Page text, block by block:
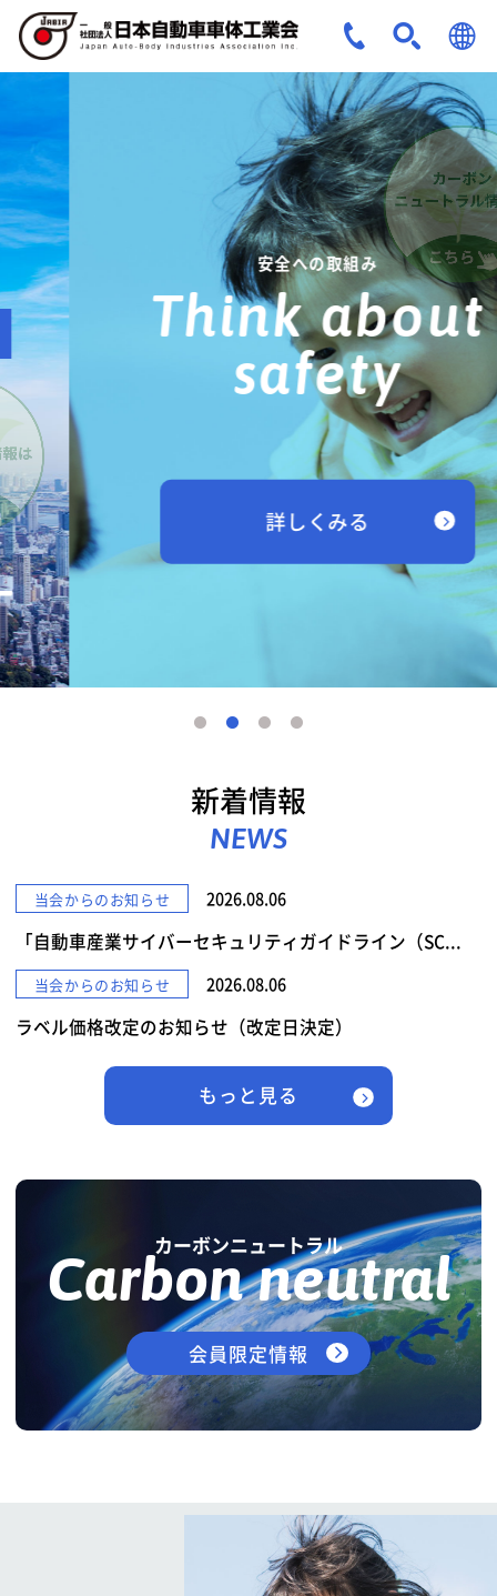
JPN
ENG
安全への取組み
Think about
safety
詳しくみる
新着情報
NEWS
当会からのお知らせ 2026.08.06
「自動車産業サイバーセキュリティガイドライン（SC...
当会からのお知らせ 2026.08.06
ラベル価格改定のお知らせ（改定日決定）
もっと見る
カーボンニュートラル
Carbon neutral
会員限定情報